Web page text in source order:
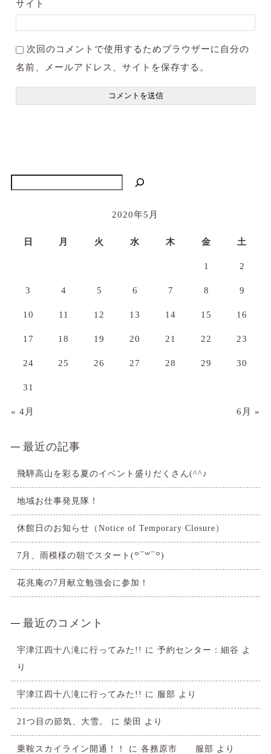
サイト
次回のコメントで使用するためブラウザーに自分の
名前、メールアドレス、サイトを保存する。
2020年5月
日 月 火 水 木 金 土
1 2
3 4 5 6 7 8 9
10 11 12 13 14 15 16
17 18 19 20 21 22 23
24 25 26 27 28 29 30
31
« 4月 6月 »
最近の記事
飛騨高山を彩る夏のイベント盛りだくさん(^^♪
地域お仕事発見隊！
休館日のお知らせ（Notice of Temporary Closure）
7月、雨模様の朝でスタート(꒪¯꒳​¯꒪)
花兆庵の7月献立勉強会に参加！
最近のコメント
宇津江四十八滝に行ってみた!! に 予約センター：細谷 よ
り
宇津江四十八滝に行ってみた!! に 服部 より
21つ目の節気、大雪。 に 柴田 より
乗鞍スカイライン開通！！ に 各務原市 服部 より